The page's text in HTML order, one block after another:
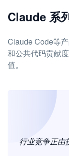
Claude 系
Claude Code等
和公共代码贡献
值。
行业竞争正由